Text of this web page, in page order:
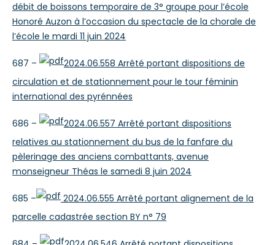
débit de boissons temporaire de 3° groupe pour l’école
Honoré Auzon à l’occasion du spectacle de la chorale de
l’école le mardi 11 juin 2024
687 –
2024.06.558 Arrêté portant dispositions de
circulation et de stationnement pour le tour féminin
international des pyrénnées
686 –
2024.06.557 Arrêté portant dispositions
relatives au stationnement du bus de la fanfare du
pèlerinage des anciens combattants, avenue
monseigneur Théas le samedi 8 juin 2024
685 –
2024.06.555 Arrêté portant alignement de la
parcelle cadastrée section BY n° 79